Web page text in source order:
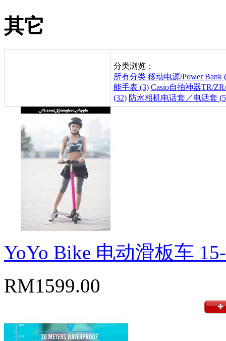
其它
分类浏览：
所有分类 移动电源/Power Bank
能手表 (3) Casio自拍神器TR/
(32) 防水相机电话套／电话套
YoYo Bike 电动滑板车
RM1599.00